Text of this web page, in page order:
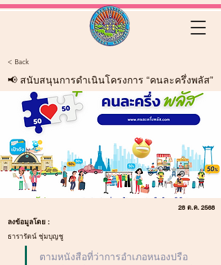
< Back
📢 สนับสนุนการดำเนินโครงการ “คนละครึ่งพลัส”
28 ต.ค. 2568
ลงข้อมูลโดย :
ธารารัตน์ ชุ่มบุญชู
ตามหนังสือที่ว่าการอำเภอหนองปรือ